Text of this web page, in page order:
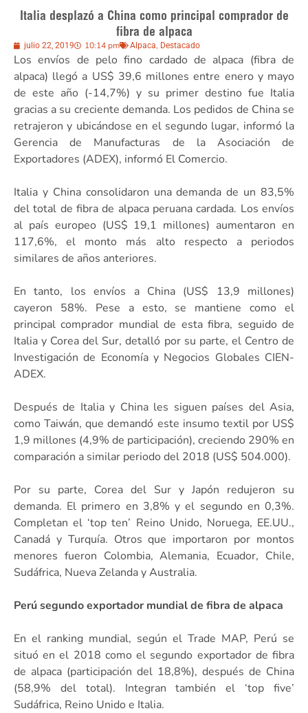
Italia desplazó a China como principal comprador de
fibra de alpaca
julio 22, 2019 10:14 pm Alpaca, Destacado
Los envíos de pelo fino cardado de alpaca (fibra de
alpaca) llegó a US$ 39,6 millones entre enero y mayo
de este año (-14,7%) y su primer destino fue Italia
gracias a su creciente demanda. Los pedidos de China se
retrajeron y ubicándose en el segundo lugar, informó la
Gerencia de Manufacturas de la Asociación de
Exportadores (ADEX), informó El Comercio.
Italia y China consolidaron una demanda de un 83,5%
del total de fibra de alpaca peruana cardada. Los envíos
al país europeo (US$ 19,1 millones) aumentaron en
117,6%, el monto más alto respecto a periodos
similares de años anteriores.
En tanto, los envíos a China (US$ 13,9 millones)
cayeron 58%. Pese a esto, se mantiene como el
principal comprador mundial de esta fibra, seguido de
Italia y Corea del Sur, detalló por su parte, el Centro de
Investigación de Economía y Negocios Globales CIEN-
ADEX.
Después de Italia y China les siguen países del Asia,
como Taiwán, que demandó este insumo textil por US$
1,9 millones (4,9% de participación), creciendo 290% en
comparación a similar periodo del 2018 (US$ 504.000).
Por su parte, Corea del Sur y Japón redujeron su
demanda. El primero en 3,8% y el segundo en 0,3%.
Completan el ‘top ten’ Reino Unido, Noruega, EE.UU.,
Canadá y Turquía. Otros que importaron por montos
menores fueron Colombia, Alemania, Ecuador, Chile,
Sudáfrica, Nueva Zelanda y Australia.
Perú segundo exportador mundial de fibra de alpaca
​En el ranking mundial, según el Trade MAP, Perú se
situó en el 2018 como el segundo exportador de fibra
de alpaca (participación del 18,8%), después de China
(58,9% del total). Integran también el ‘top five’
Sudáfrica, Reino Unido e Italia.